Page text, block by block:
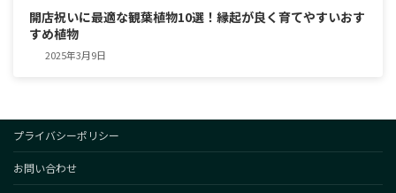
開店祝いに最適な観葉植物10選！縁起が良く育てやすいおす
すめ植物
2025年3月9日
プライバシーポリシー
お問い合わせ